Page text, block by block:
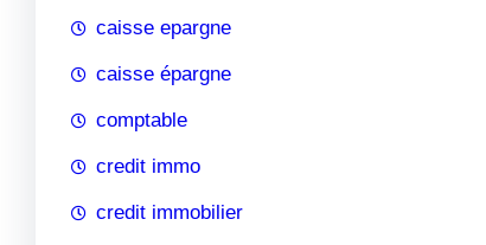
caisse epargne
caisse épargne
comptable
credit immo
credit immobilier